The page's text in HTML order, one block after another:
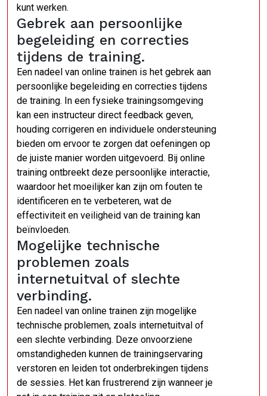
kunt werken.
Gebrek aan persoonlijke
begeleiding en correcties
tijdens de training.
Een nadeel van online trainen is het gebrek aan
persoonlijke begeleiding en correcties tijdens
de training. In een fysieke trainingsomgeving
kan een instructeur direct feedback geven,
houding corrigeren en individuele ondersteuning
bieden om ervoor te zorgen dat oefeningen op
de juiste manier worden uitgevoerd. Bij online
training ontbreekt deze persoonlijke interactie,
waardoor het moeilijker kan zijn om fouten te
identificeren en te verbeteren, wat de
effectiviteit en veiligheid van de training kan
beïnvloeden.
Mogelijke technische
problemen zoals
internetuitval of slechte
verbinding.
Een nadeel van online trainen zijn mogelijke
technische problemen, zoals internetuitval of
een slechte verbinding. Deze onvoorziene
omstandigheden kunnen de trainingservaring
verstoren en leiden tot onderbrekingen tijdens
de sessies. Het kan frustrerend zijn wanneer je